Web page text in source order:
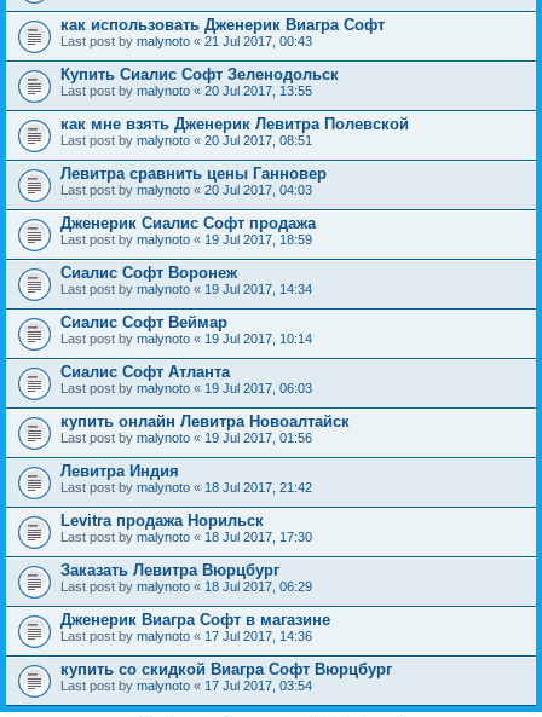
как использовать Дженерик Виагра Софт
Last post by malynoto « 21 Jul 2017, 00:43
Купить Сиалис Софт Зеленодольск
Last post by malynoto « 20 Jul 2017, 13:55
как мне взять Дженерик Левитра Полевской
Last post by malynoto « 20 Jul 2017, 08:51
Левитра сравнить цены Ганновер
Last post by malynoto « 20 Jul 2017, 04:03
Дженерик Сиалис Софт продажа
Last post by malynoto « 19 Jul 2017, 18:59
Сиалис Софт Воронеж
Last post by malynoto « 19 Jul 2017, 14:34
Сиалис Софт Веймар
Last post by malynoto « 19 Jul 2017, 10:14
Сиалис Софт Атланта
Last post by malynoto « 19 Jul 2017, 06:03
купить онлайн Левитра Новоалтайск
Last post by malynoto « 19 Jul 2017, 01:56
Левитра Индия
Last post by malynoto « 18 Jul 2017, 21:42
Levitra продажа Норильск
Last post by malynoto « 18 Jul 2017, 17:30
Заказать Левитра Вюрцбург
Last post by malynoto « 18 Jul 2017, 06:29
Дженерик Виагра Софт в магазине
Last post by malynoto « 17 Jul 2017, 14:36
купить со скидкой Виагра Софт Вюрцбург
Last post by malynoto « 17 Jul 2017, 03:54